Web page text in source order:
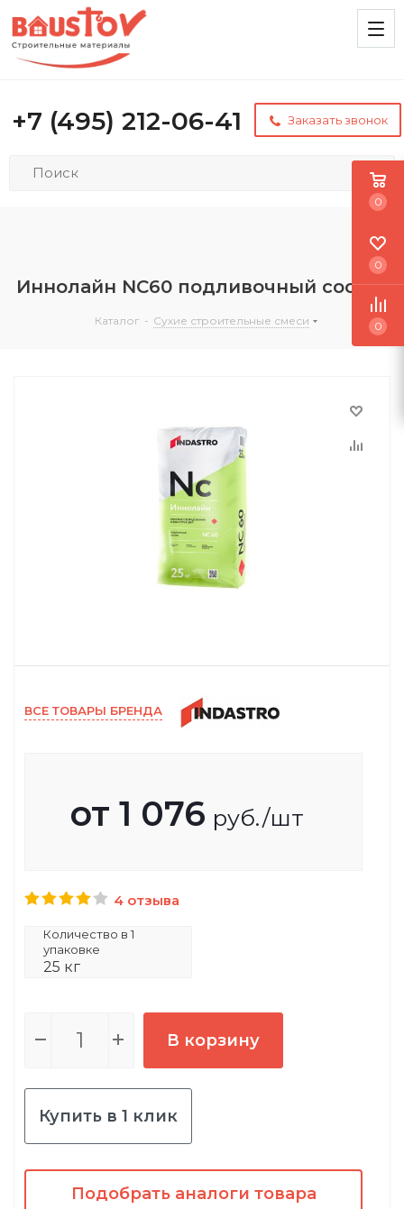
+7 (495) 212-06-41 Заказать звонок
Иннолайн NC60 подливочный состав
Каталог - Сухие строительные смеси
ВСЕ ТОВАРЫ БРЕНДА
от 1 076 руб./шт
4 отзыва
Количество в 1
упаковке
25 кг
В корзину
Купить в 1 клик
Подобрать аналоги товара
0
0
0